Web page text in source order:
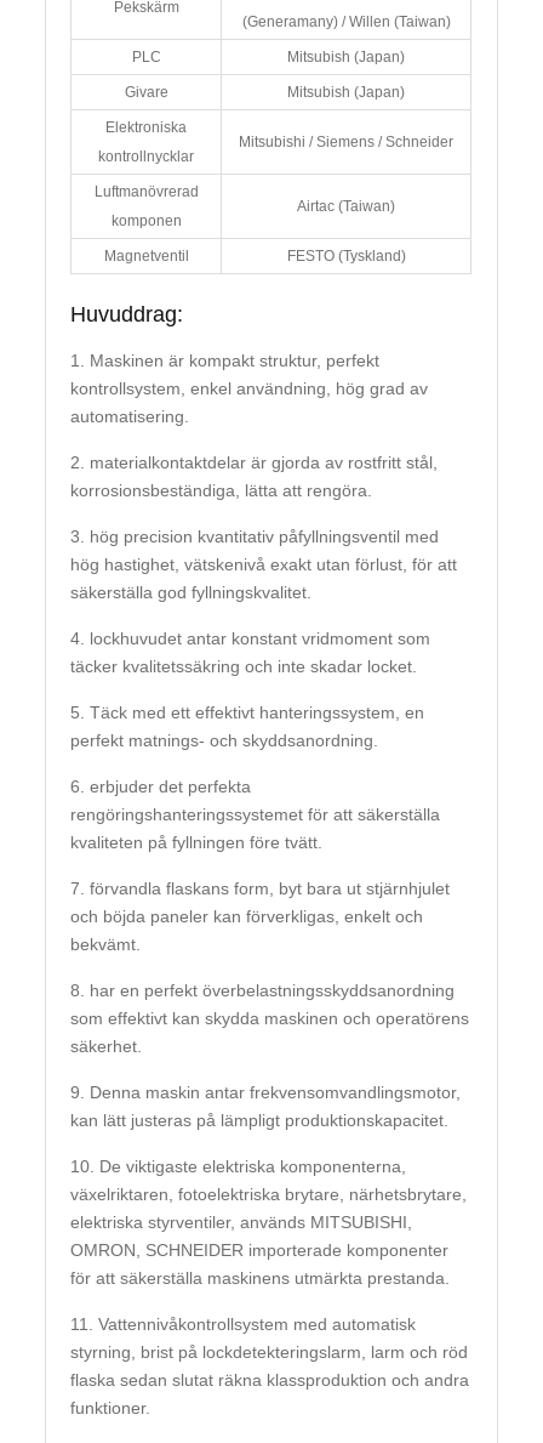
Pekskärm
(Generamany) / Willen (Taiwan)
PLC Mitsubish (Japan)
Givare Mitsubish (Japan)
Elektroniska
kontrollnycklar
Mitsubishi / Siemens / Schneider
Luftmanövrerad
komponen
Airtac (Taiwan)
Magnetventil FESTO (Tyskland)
Huvuddrag:
1. Maskinen är kompakt struktur, perfekt
kontrollsystem, enkel användning, hög grad av
automatisering.
2. materialkontaktdelar är gjorda av rostfritt stål,
korrosionsbeständiga, lätta att rengöra.
3. hög precision kvantitativ påfyllningsventil med
hög hastighet, vätskenivå exakt utan förlust, för att
säkerställa god fyllningskvalitet.
4. lockhuvudet antar konstant vridmoment som
täcker kvalitetssäkring och inte skadar locket.
5. Täck med ett effektivt hanteringssystem, en
perfekt matnings- och skyddsanordning.
6. erbjuder det perfekta
rengöringshanteringssystemet för att säkerställa
kvaliteten på fyllningen före tvätt.
7. förvandla flaskans form, byt bara ut stjärnhjulet
och böjda paneler kan förverkligas, enkelt och
bekvämt.
8. har en perfekt överbelastningsskyddsanordning
som effektivt kan skydda maskinen och operatörens
säkerhet.
9. Denna maskin antar frekvensomvandlingsmotor,
kan lätt justeras på lämpligt produktionskapacitet.
10. De viktigaste elektriska komponenterna,
växelriktaren, fotoelektriska brytare, närhetsbrytare,
elektriska styrventiler, används MITSUBISHI,
OMRON, SCHNEIDER importerade komponenter
för att säkerställa maskinens utmärkta prestanda.
11. Vattennivåkontrollsystem med automatisk
styrning, brist på lockdetekteringslarm, larm och röd
flaska sedan slutat räkna klassproduktion och andra
funktioner.